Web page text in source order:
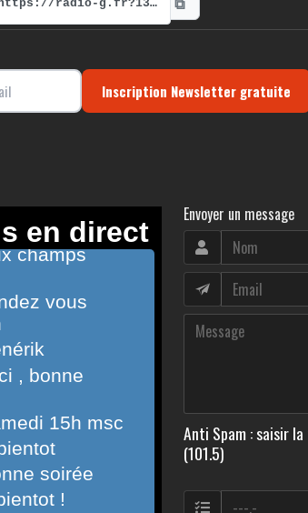
https://radio-g.fr?13553
Inscription Newsletter gratuite
Envoyer un message
Anti Spam : saisir
(101.5)